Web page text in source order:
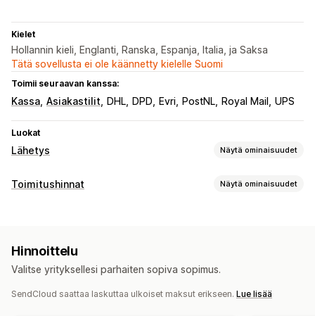
Kielet
Hollannin kieli, Englanti, Ranska, Espanja, Italia, ja Saksa
Tätä sovellusta ei ole käännetty kielelle Suomi
Toimii seuraavan kanssa:
Kassa Asiakastilit DHL DPD Evri PostNL Royal Mail UPS
Luokat
Lähetys Näytä ominaisuudet
Tarrat ja pakkaukset
Toimitusvakuutus
Tilausten synkronointi Monikielisyys
Kuljetuspalvelun valinta
Toimitushinnat
Toimitushinnat Näytä ominaisuudet
Painoperusteinen
Mukautetut ilmoitukset
Seurantasivut Toimituspäivä
Hinnoittelu
Valitse yrityksellesi parhaiten sopiva sopimus.
SendCloud saattaa laskuttaa ulkoiset maksut erikseen. Lue lisää